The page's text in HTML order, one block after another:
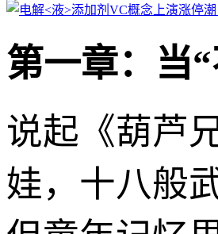
第一章：当
说起《葫芦
娃，十八般